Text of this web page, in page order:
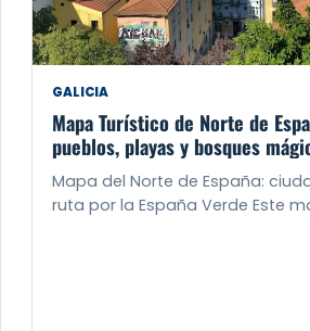
GALICIA
Mapa Turístico de Norte de
pueblos, playas y bosques
Mapa del Norte de España:
ruta por la España Verde Este